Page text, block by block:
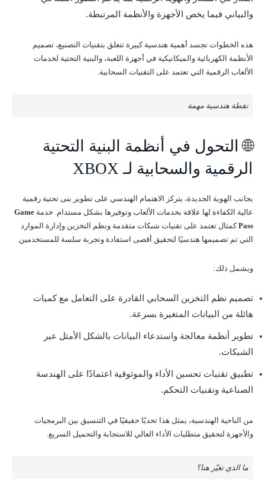
والبياني فيما يخص الأجهزة والأنظمة المرتبطة.
هذه الخطوات تجسد أهمية هندسية كبيرة تتعلق بتقنيات التصنيع، تصميم
الأنظمة الكهربائية والميكانيكية في أجهزة اللعبة، والبنية التحتية لخدمات
الألعاب الرقمية التي تعتمد على التقنيات السحابية.
نقطة هندسية مهمة
🌐 التحول في أنظمة البنية التحتية
الرقمية والسحابية لـ XBOX
بجانب الهوية الجديدة، يتركز الاهتمام الهندسي على تطوير بنى تحتية رقمية
عالية الكفاءة لها علاقة بخدمات الألعاب وتوفيرها بشكل مستدام. خدمة Game
Passكمثال تعتمد على تقنيات شبكات متقدمة ونظم التخزين وإدارة الموارد
التي تم تصميمها هندسيًا لتحقيق أقصى استفادة وتجربة سلسة للمستخدمين.
ويشمل ذلك:
تصميم نظم التخزين السحابي القادرة على التعامل مع كميات
هائلة من البيانات المتغيرة بسرعة.
تطوير أنظمة معالجة واستدعاء البيانات بالشكل الأمثل عبر
الشبكات.
تطبيق تقنيات تحسين الأداء والموثوقية اعتمادًا على الهندسة
الصناعية وتقنيات التحكم.
من الناحية الهندسية، يمثل هذا تحديًا حقيقيًا في التنسيق بين البرمجيات
والأجهزة لتحقيق متطلبات الأداء العالي للاستجابة والتحميل السريع.
ما الذي تغيّر هنا؟